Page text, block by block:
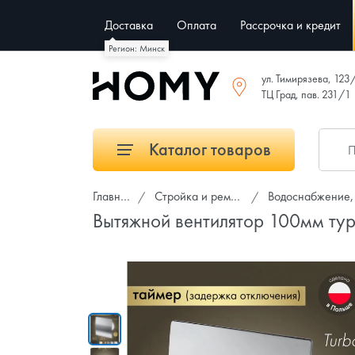
Регион: Минск
Доставка Оплата Рассрочка и кредит
ул. Тимирязева,
ТЦ Град, пав. 231/1
Каталог товаров
Главная Стройка и ремонт Водоснабжение,
Вытяжной вентилятор 100мм